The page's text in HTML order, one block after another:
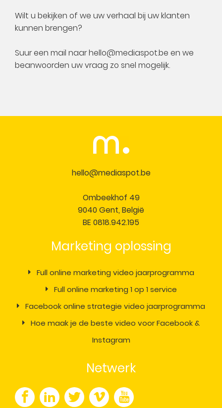
Wilt u bekijken of we uw verhaal bij uw klanten
kunnen brengen?
Suur een mail naarhello@mediaspot.be en we
beanwoorden uw vraag zo snel mogelijk.
hello@mediaspot.be
Ombeekhof 49
9040 Gent, België
BE 0818.942.195
Marketing oplossing
Full online marketing video jaarprogramma
Full online marketing 1 op 1 service
Facebook online strategie video jaarprogramma
Hoe maak je de beste video voor Facebook &
Instagram
Netwerk